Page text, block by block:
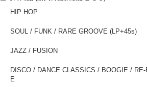
HIP HOP
SOUL / FUNK / RARE GROOVE (LP+45s)
JAZZ / FUSION
DISCO / DANCE CLASSICS / BOOGIE /
E